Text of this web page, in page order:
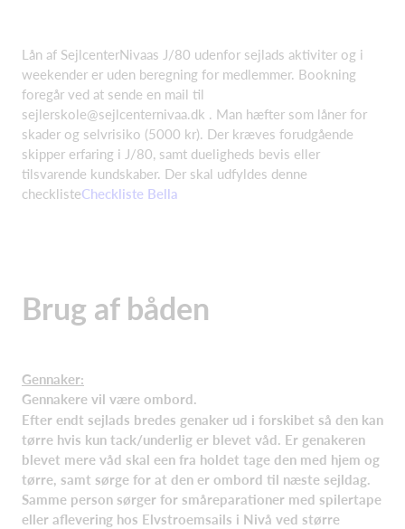
Lån af SejlcenterNivaas J/80 udenfor sejlads aktiviter og i
weekender er uden beregning for medlemmer. Bookning
foregår ved at sende en mail til
sejlerskole@sejlcenternivaa.dk . Man hæfter som låner for
skader og selvrisiko (5000 kr). Der kræves forudgående
skipper erfaring i J/80, samt dueligheds bevis eller
tilsvarende kundskaber. Der skal udfyldes denne
checklisteCheckliste Bella
Brug af båden
Gennaker:
Gennakere vil være ombord.
Efter endt sejlads bredes genaker ud i forskibet så den kan
tørre hvis kun tack/underlig er blevet våd. Er genakeren
blevet mere våd skal een fra holdet tage den med hjem og
tørre, samt sørge for at den er ombord til næste sejldag.
Samme person sørger for småreparationer med spilertape
eller aflevering hos Elvstroemsails i Nivå ved større